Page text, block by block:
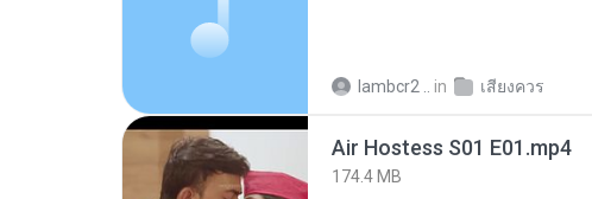
lambcr2 .. in เสียงควร
Air Hostess S01 E01.mp4
174.4 MB